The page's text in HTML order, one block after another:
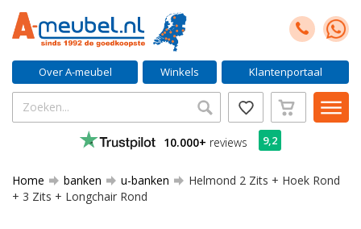
Over A-meubel Winkels Klantenportaal
10.000+ reviews 9,2
Home banken u-banken
Helmond 2 Zits + Hoek Rond
+ 3 Zits + Longchair Rond